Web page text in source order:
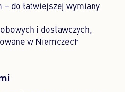
– do łatwiejszej wymiany
i dostawczych,
w Niemczech